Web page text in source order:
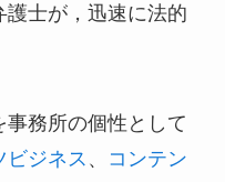
護士が，迅速に法的
事務所の個性として
ビジネス 、
コンテン